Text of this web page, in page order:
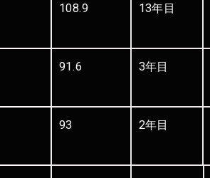
108.9 13年目
91.6 3年目
93 2年目